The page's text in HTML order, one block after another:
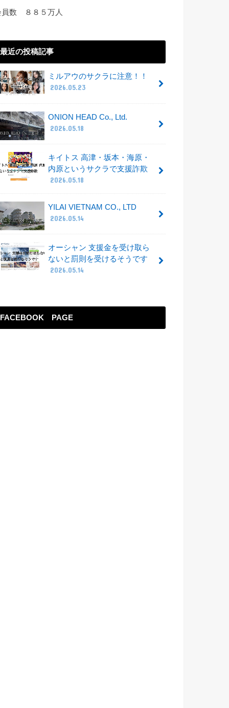
員数 ８８５万人
最近の投稿記事
ミルアウのサクラに注意！！
2026.05.23
ONION HEAD Co., Ltd.
2026.05.18
キイトス 高津・坂本・海原・
内原というサクラで支援詐欺
2026.05.18
YILAI VIETNAM CO., LTD
2026.05.14
オーシャン 支援金を受け取ら
ないと罰則を受けるそうです
2026.05.14
FACEBOOK PAGE